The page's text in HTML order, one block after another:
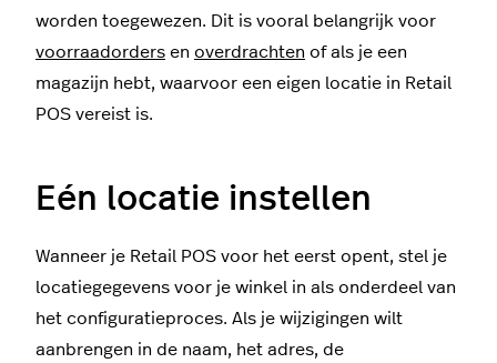
worden toegewezen. Dit is vooral belangrijk voor
voorraadorders en overdrachten of als je een
magazijn hebt, waarvoor een eigen locatie in Retail
POS vereist is.
Eén locatie instellen
Wanneer je Retail POS voor het eerst opent, stel je
locatiegegevens voor je winkel in als onderdeel van
het configuratieproces. Als je wijzigingen wilt
aanbrengen in de naam, het adres, de